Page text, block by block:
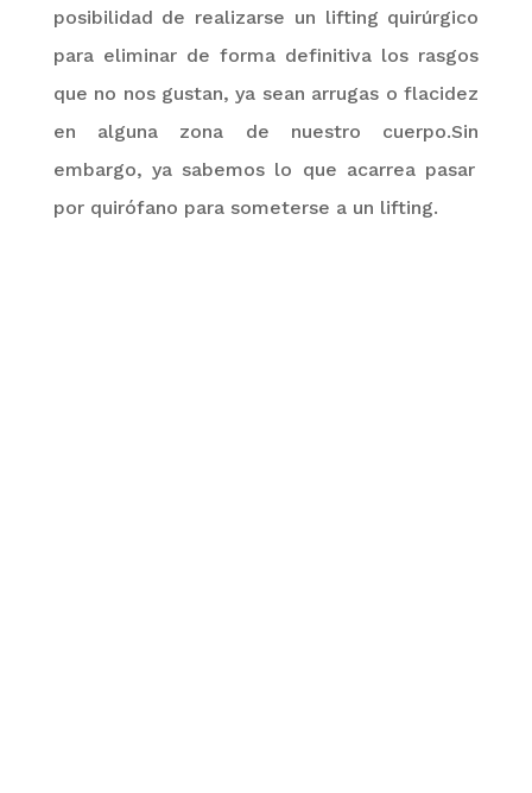
posibilidad de realizarse un lifting quirúrgico
para eliminar de forma definitiva los rasgos
que no nos gustan, ya sean arrugas o flacidez
en alguna zona de nuestro cuerpo.Sin
embargo, ya sabemos lo que acarrea pasar
por quirófano para someterse a un lifting.